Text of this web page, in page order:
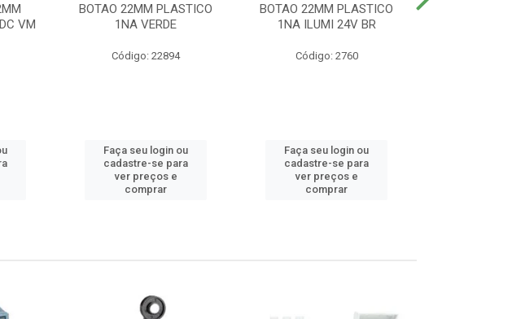
VM
BOTAO 22MM PLASTICO
1NA VERDE
Código: 22894
Faça seu login ou
cadastre-se para
ver preços e
comprar
BOTAO 22MM PLASTICO
1NA ILUMI 24V BR
Código: 2760
Faça seu login ou
cadastre-se para
ver preços e
comprar